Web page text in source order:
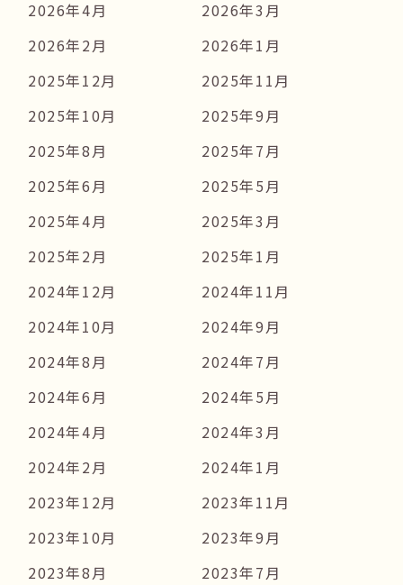
2026年4月
2026年3月
2026年2月
2026年1月
2025年12月
2025年11月
2025年10月
2025年9月
2025年8月
2025年7月
2025年6月
2025年5月
2025年4月
2025年3月
2025年2月
2025年1月
2024年12月
2024年11月
2024年10月
2024年9月
2024年8月
2024年7月
2024年6月
2024年5月
2024年4月
2024年3月
2024年2月
2024年1月
2023年12月
2023年11月
2023年10月
2023年9月
2023年8月
2023年7月